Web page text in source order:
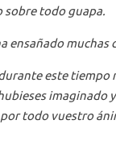
sobre todo guapa.
ensañado
este
todo vuestro